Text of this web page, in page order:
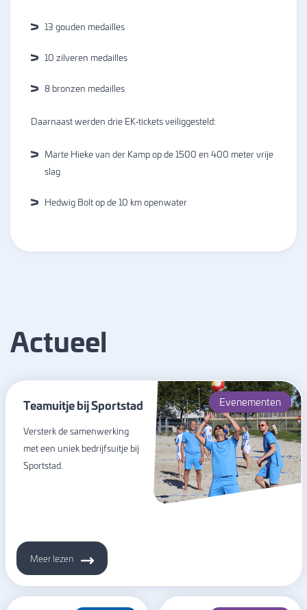
13 gouden medailles
10 zilveren medailles
8 bronzen medailles
Daarnaast werden drie EK‑tickets veiliggesteld:
Marte Hieke van der Kampop de 1500 en 400 meter vrije
slag
Hedwig Boltop de 10 km openwater
Actueel
Teamuitje bij Sportstad
Versterk de samenwerking
met een uniek bedrijfsuitje bij
Sportstad.
Evenementen
Meer lezen